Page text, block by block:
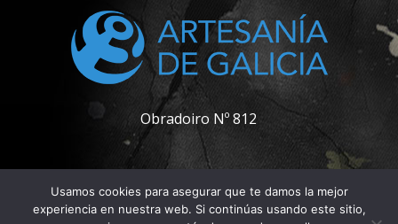
Obradoiro Nº 812
Usamos cookies para asegurar que te damos la mejor
experiencia en nuestra web. Si continúas usando este sitio,